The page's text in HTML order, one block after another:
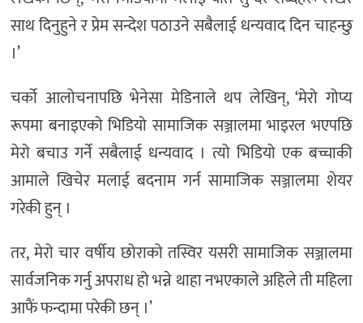
साथ दिनुहुने र प्रेम सन्देश पठाउने सबैलाई धन्यवाद दिन चाहन्छु
।’
चर्को आलोचनापछि भेनेसा मेडिनाले थप लेखिन्, ‘मेरो गोप्य
रूपमा बनाइएको भिडियो सामाजिक सञ्जालमा भाइरल भएपछि
मेरो बचाउ गर्ने सबैलाई धन्यवाद । त्यो भिडियो एक बच्चाकी
आमाले खिचेर मलाई बदनाम गर्न सामाजिक सञ्जालमा शेयर
गरेकी हुन् ।
तर, मेरो चार वर्षीय छोराको तस्विर यसरी सामाजिक सञ्जालमा
सार्वजनिक गर्नु अपराध हो भन्ने थाहा नभएकाले अहिले ती महिला
आफैं फन्दामा परेकी छन् ।’